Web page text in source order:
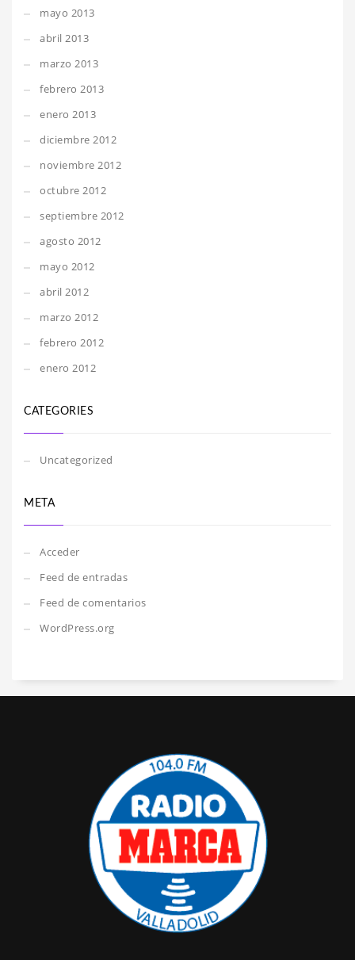
mayo 2013
abril 2013
marzo 2013
febrero 2013
enero 2013
diciembre 2012
noviembre 2012
octubre 2012
septiembre 2012
agosto 2012
mayo 2012
abril 2012
marzo 2012
febrero 2012
enero 2012
CATEGORIES
Uncategorized
META
Acceder
Feed de entradas
Feed de comentarios
WordPress.org